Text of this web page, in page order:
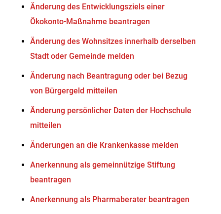
Änderung des Entwicklungsziels einer
Ökokonto-Maßnahme beantragen
Änderung des Wohnsitzes innerhalb derselben
Stadt oder Gemeinde melden
Änderung nach Beantragung oder bei Bezug
von Bürgergeld mitteilen
Änderung persönlicher Daten der Hochschule
mitteilen
Änderungen an die Krankenkasse melden
Anerkennung als gemeinnützige Stiftung
beantragen
Anerkennung als Pharmaberater beantragen